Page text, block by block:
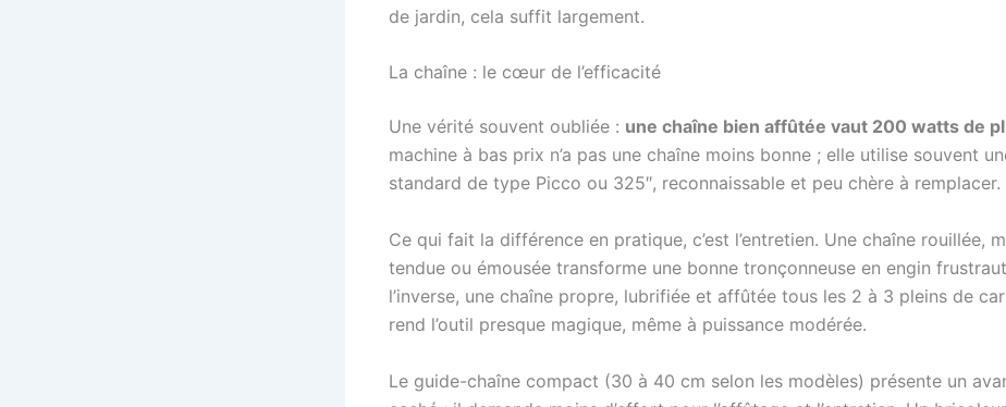
de jardin, cela suffit largement.
La chaîne : le cœur de l’efficacité
Une vérité souvent oubliée : une chaîne bien affûtée vaut 200 watts de
machine à bas prix n’a pas une chaîne moins bonne ; elle utilise souvent
standard de type Picco ou 325″, reconnaissable et peu chère à remplacer.
Ce qui fait la différence en pratique, c’est l’entretien. Une chaîne rouillée,
tendue ou émousée transforme une bonne tronçonneuse en engin
l’inverse, une chaîne propre, lubrifiée et affûtée tous les 2 à 3 pleins de
rend l’outil presque magique, même à puissance modérée.
Le guide-chaîne compact (30 à 40 cm selon les modèles) présente un